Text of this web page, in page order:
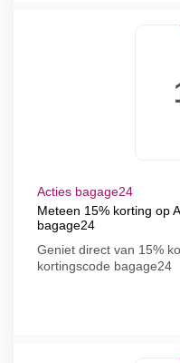
Acties bagage24
Meteen 15% korting op
bagage24
Geniet direct van 15%
kortingscode bagage24